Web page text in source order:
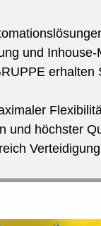
und Inhouse-
erhalten
und höchster